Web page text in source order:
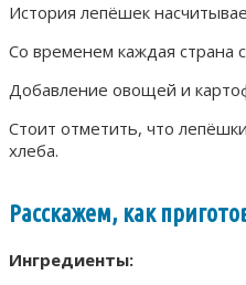
История лепёшек
Со временем каждая страна
Добавление овощей и
Стоит отметить, что
хлеба.
Расскажем, как
Ингредиенты: